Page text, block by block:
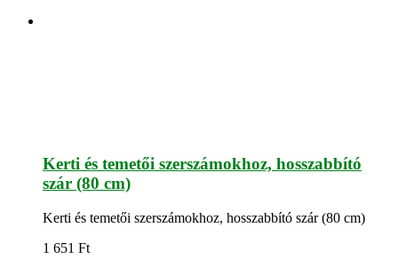
Kerti és temetői szerszámokhoz, hosszabbító
szár (80 cm)
Kerti és temetői szerszámokhoz, hosszabbító szár (80 cm)
1 651 Ft